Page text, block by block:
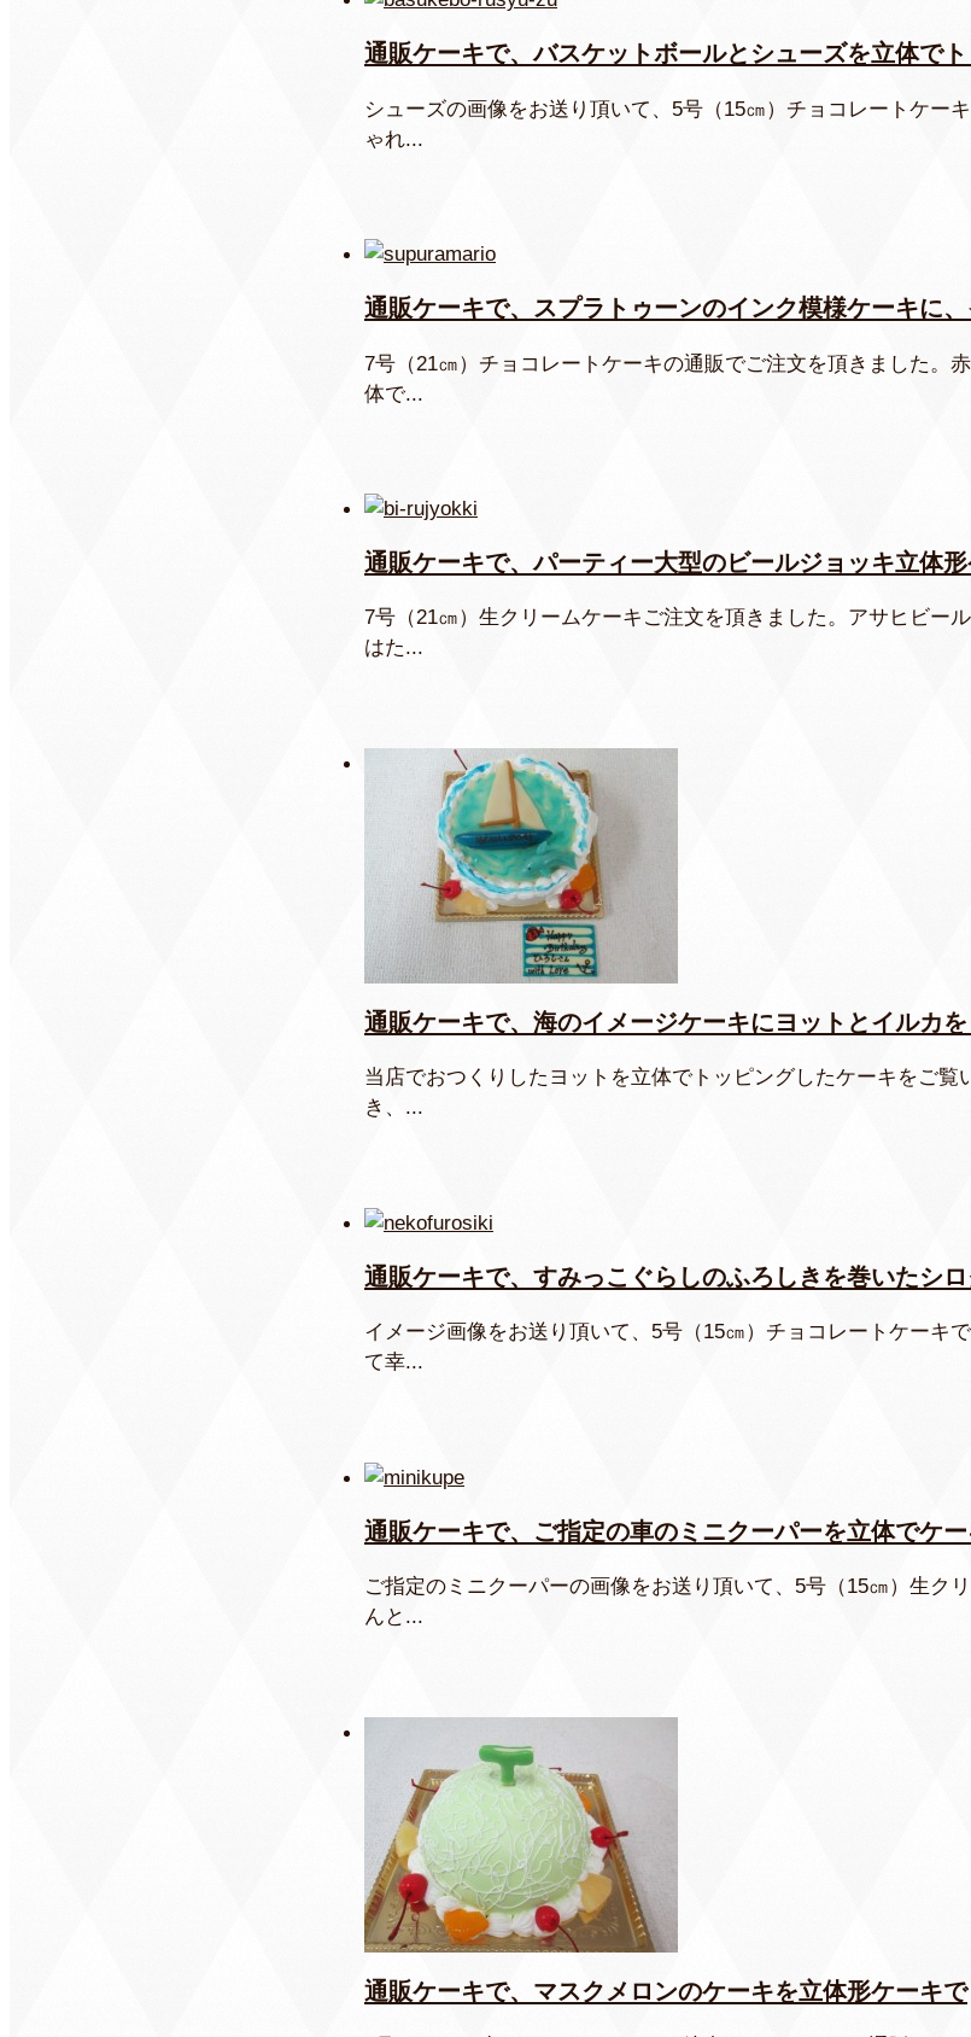
通販ケーキで、バスケットボールとシューズを立体で
シューズの画像をお送り頂いて、5号（15㎝）チョコレートケー
ゃれ...
通販ケーキで、スプラトゥーンのインク模様ケーキに
7号（21㎝）チョコレートケーキの通販でご注文を頂きました。
体で...
通販ケーキで、パーティー大型のビールジョッキ立体
7号（21㎝）生クリームケーキご注文を頂きました。アサヒビー
はた...
通販ケーキで、海のイメージケーキにヨットとイルカ
当店でおつくりしたヨットを立体でトッピングしたケーキをご
き、...
通販ケーキで、すみっこぐらしのふろしきを巻いたシ
イメージ画像をお送り頂いて、5号（15㎝）チョコレートケーキ
て幸...
通販ケーキで、ご指定の車のミニクーパーを立体でケ
ご指定のミニクーパーの画像をお送り頂いて、5号（15㎝）生ク
んと...
通販ケーキで、マスクメロンのケーキを立体形ケーキで